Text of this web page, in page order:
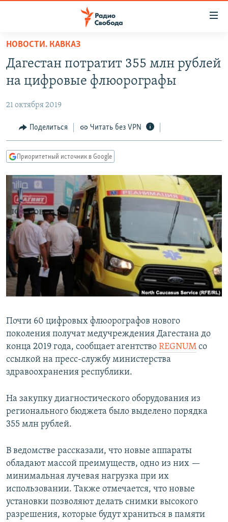
упрощенного
доступа
основному
Вернутся
главной
навигации
Вернутся
поиску
ПОДКАСТЫ
АВТОРСКИЕ ПРОЕКТЫ
ЦИТАТЫ СВОБОДЫ
МНЕНИЯ
IDEL.РЕАЛИИ
КАВКАЗ.РЕАЛИИ
СЕВЕР.РЕАЛИИ
СИБИРЬ.РЕАЛИИ
РАСПИСАНИЕ ВЕЩАНИЯ
ПОДПИШИТЕСЬ НА РАССЫЛКУ
СОЦИАЛЬНЫЕ СЕТИ
Все сайты РСЕ/РС
НОВОСТИ. КАВКАЗ
Дагестан потратит 355 млн рублей
на цифровые флюорографы
21 октября 2019
Поделиться Читать без VPN
Приоритетный источник в Google
Почти 60 цифровых флюорографов нового
поколения получат медучреждения Дагестана до
конца 2019 года, сообщает агентство REGNUM со
ссылкой на пресс-службу министерства
здравоохранения республики.
На закупку диагностического оборудования из
регионального бюджета было выделено порядка
355 млн рублей.
В ведомстве рассказали, что новые аппараты
обладают массой преимуществ, одно из них —
минимальная лучевая нагрузка при их
использовании. Также отмечается, что новые
установки позволяют делать снимки высокого
разрешения, которые будут храниться в памяти